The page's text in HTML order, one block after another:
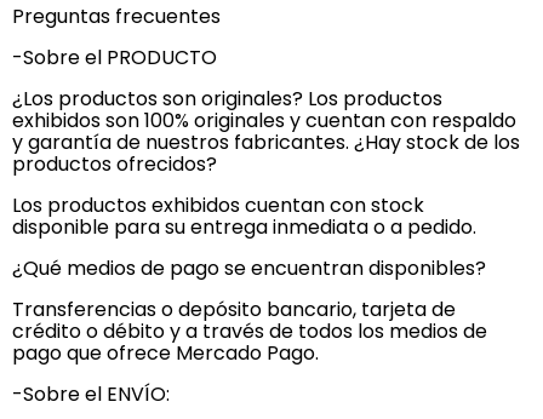
Preguntas frecuentes
-Sobre el PRODUCTO
¿Los productos son originales? Los productos
exhibidos son 100% originales y cuentan con respaldo
y garantía de nuestros fabricantes. ¿Hay stock de los
productos ofrecidos?
Los productos exhibidos cuentan con stock
disponible para su entrega inmediata o a pedido.
¿Qué medios de pago se encuentran disponibles?
Transferencias o depósito bancario, tarjeta de
crédito o débito y a través de todos los medios de
pago que ofrece Mercado Pago.
-Sobre el ENVÍO: